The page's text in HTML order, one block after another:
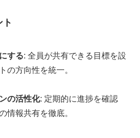
する: 全員が共有できる目標を設
の方向性を統一。
の活性化: 定期的に進捗を確認
情報共有を徹底。